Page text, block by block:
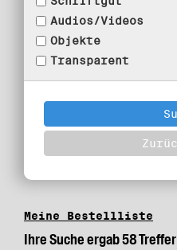
Audios/Videos
Objekte
Transparent
Meine Bestellliste
Ihre Suche ergab 58 Treffer